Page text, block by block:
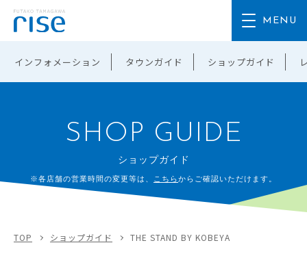
インフォメーション タウンガイド ショップガイド
SHOP GUIDE
ショップガイド
※各店舗の営業時間の変更等は、 こちらからご確認いただけます。
TOP ショップガイド THE STAND BY KOBEYA